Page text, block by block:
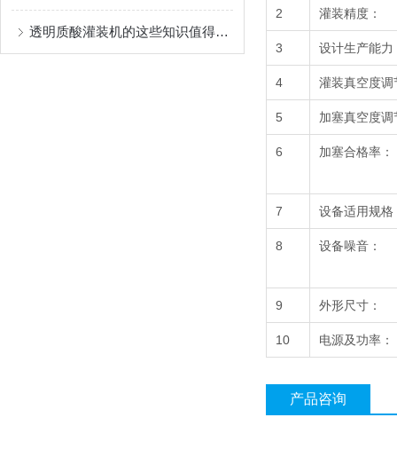
透明质酸灌装机的这些知识值得我们学习
2 灌装精度：
3 设计生产能力
4 灌装真空度调
5 加塞真空度调
6 加塞合格率：
7 设备适用规格
8 设备噪音：
9 外形尺寸：
10 电源及功率：
产品咨询